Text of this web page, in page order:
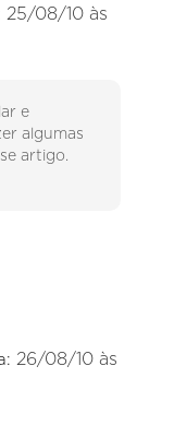
25/08/10 às
e
algumas
artigo.
26/08/10 às